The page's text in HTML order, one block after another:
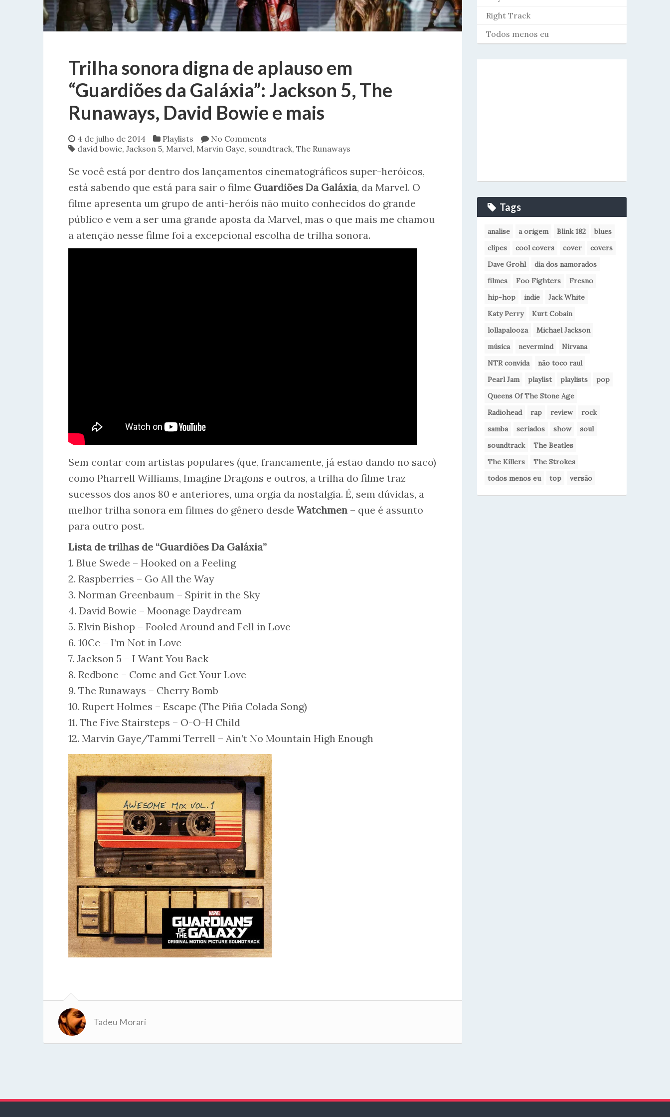
Trilha sonora digna de aplauso em
“Guardiões da Galáxia”: Jackson 5, The
Runaways, David Bowie e mais
4 de julho de 2014 Playlists
No Comments
david bowie, Jackson 5, Marvel, Marvin Gaye, soundtrack, The Runaways
Se você está por dentro dos lançamentos cinematográficos super-heróicos,
está sabendo que está para sair o filme Guardiões Da Galáxia, da Marvel. O
filme apresenta um grupo de anti-heróis não muito conhecidos do grande
público e vem a ser uma grande aposta da Marvel, mas o que mais me chamou
a atenção nesse filme foi a excepcional escolha de trilha sonora.
Sem contar com artistas populares (que, francamente, já estão dando no saco)
como Pharrell Williams, Imagine Dragons e outros, a trilha do filme traz
sucessos dos anos 80 e anteriores, uma orgia da nostalgia. É, sem dúvidas, a
melhor trilha sonora em filmes do gênero desde Watchmen – que é assunto
para outro post.
Lista de trilhas de “Guardiões Da Galáxia”
1. Blue Swede – Hooked on a Feeling
2. Raspberries – Go All the Way
3. Norman Greenbaum – Spirit in the Sky
4. David Bowie – Moonage Daydream
5. Elvin Bishop – Fooled Around and Fell in Love
6. 10Cc – I’m Not in Love
7. Jackson 5 – I Want You Back
8. Redbone – Come and Get Your Love
9. The Runaways – Cherry Bomb
10. Rupert Holmes – Escape (The Piña Colada Song)
11. The Five Stairsteps – O-O-H Child
12. Marvin Gaye/Tammi Terrell – Ain’t No Mountain High Enough
Tadeu Morari
Right Track
Todos menos eu
Tags
analise a origem Blink 182
blues
clipes
cool covers cover
covers
Dave Grohl
dia dos namorados
filmes
Foo Fighters
Fresno
hip-hop
indie
Jack White
Katy Perry
Kurt Cobain
lollapalooza
Michael Jackson
música
nevermind
Nirvana
NTR convida
não toco raul
Pearl Jam
playlist playlists
pop
Queens Of The Stone Age
Radiohead
rap review
rock
samba
seriados show
soul
soundtrack
The Beatles
The Killers
The Strokes
todos menos eu
top versão